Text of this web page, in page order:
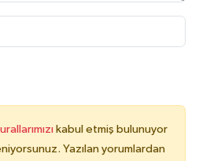
kabul etmiş bulunuyor
Yazılan yorumlardan